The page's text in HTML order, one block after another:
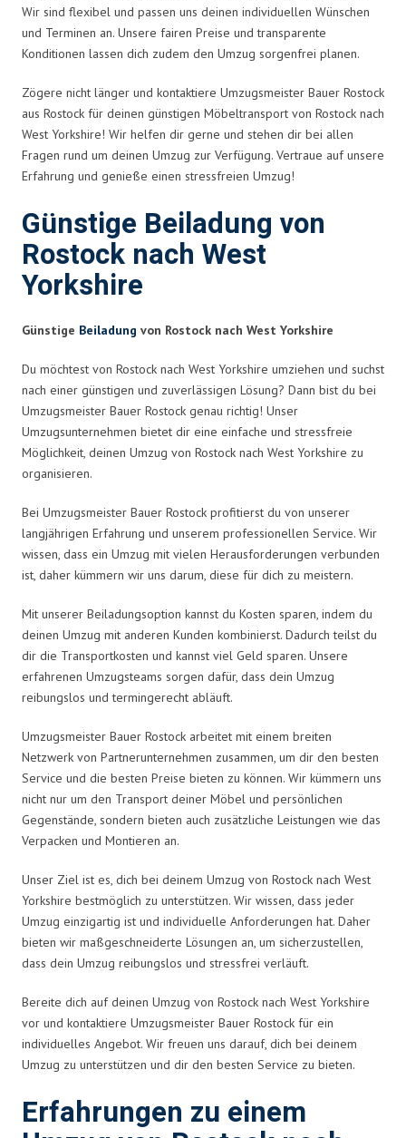
Wir sind flexibel und passen uns deinen individuellen Wünschen
und Terminen an. Unsere fairen Preise und transparente
Konditionen lassen dich zudem den Umzug sorgenfrei planen.
Zögere nicht länger und kontaktiere Umzugsmeister Bauer Rostock
aus Rostock für deinen günstigen Möbeltransport von Rostock nach
West Yorkshire! Wir helfen dir gerne und stehen dir bei allen
Fragen rund um deinen Umzug zur Verfügung. Vertraue auf unsere
Erfahrung und genieße einen stressfreien Umzug!
Günstige Beiladung von
Rostock nach West
Yorkshire
Günstige Beiladung von Rostock nach West Yorkshire
Du möchtest von Rostock nach West Yorkshire umziehen und suchst
nach einer günstigen und zuverlässigen Lösung? Dann bist du bei
Umzugsmeister Bauer Rostock genau richtig! Unser
Umzugsunternehmen bietet dir eine einfache und stressfreie
Möglichkeit, deinen Umzug von Rostock nach West Yorkshire zu
organisieren.
Bei Umzugsmeister Bauer Rostock profitierst du von unserer
langjährigen Erfahrung und unserem professionellen Service. Wir
wissen, dass ein Umzug mit vielen Herausforderungen verbunden
ist, daher kümmern wir uns darum, diese für dich zu meistern.
Mit unserer Beiladungsoption kannst du Kosten sparen, indem du
deinen Umzug mit anderen Kunden kombinierst. Dadurch teilst du
dir die Transportkosten und kannst viel Geld sparen. Unsere
erfahrenen Umzugsteams sorgen dafür, dass dein Umzug
reibungslos und termingerecht abläuft.
Umzugsmeister Bauer Rostock arbeitet mit einem breiten
Netzwerk von Partnerunternehmen zusammen, um dir den besten
Service und die besten Preise bieten zu können. Wir kümmern uns
nicht nur um den Transport deiner Möbel und persönlichen
Gegenstände, sondern bieten auch zusätzliche Leistungen wie das
Verpacken und Montieren an.
Unser Ziel ist es, dich bei deinem Umzug von Rostock nach West
Yorkshire bestmöglich zu unterstützen. Wir wissen, dass jeder
Umzug einzigartig ist und individuelle Anforderungen hat. Daher
bieten wir maßgeschneiderte Lösungen an, um sicherzustellen,
dass dein Umzug reibungslos und stressfrei verläuft.
Bereite dich auf deinen Umzug von Rostock nach West Yorkshire
vor und kontaktiere Umzugsmeister Bauer Rostock für ein
individuelles Angebot. Wir freuen uns darauf, dich bei deinem
Umzug zu unterstützen und dir den besten Service zu bieten.
Erfahrungen zu einem